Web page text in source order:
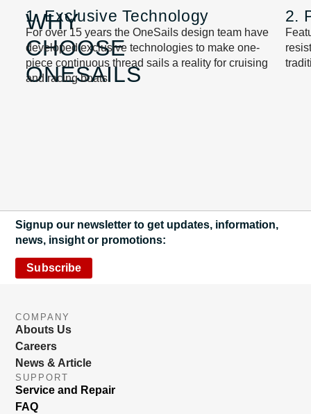
WHY
CHOOSE
ONESAILS
1. Exclusive Technology
For over 15 years the OneSails design team have
developed exclusive technologies to make one-
piece continuous thread sails a reality for cruising
and racing boats.
2.
Signup our newsletter to get updates, information,
news, insight or promotions:
Subscribe
COMPANY
Abouts Us
Careers
News & Article
SUPPORT
Service and Repair
FAQ